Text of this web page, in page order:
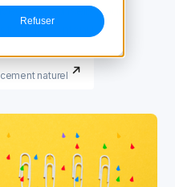
Refuser
ces conseils pour
de contenu.
naturel